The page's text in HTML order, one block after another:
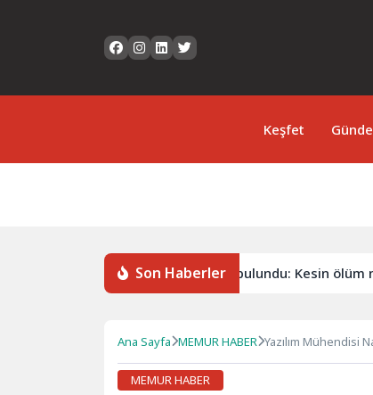
Keşfet
Son Haberler
Zonguldak’ta evinde ölü bulundu: Kesin ölüm
Ana Sayfa MEMUR HABER Yazılım Mühendisi
MEMUR HABER